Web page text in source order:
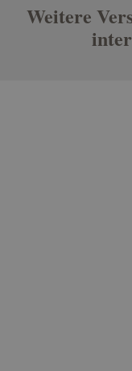
Weitere